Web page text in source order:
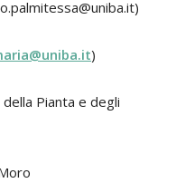
)
Pianta e degli